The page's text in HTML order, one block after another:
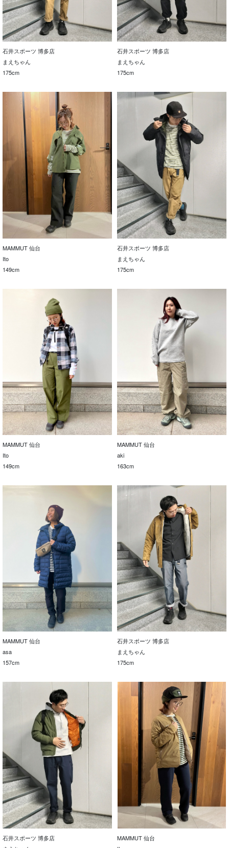
石井スポーツ 博多店
まえちゃん
175cm
石井スポーツ 博多店
まえちゃん
175cm
MAMMUT 仙台
Ito
149cm
石井スポーツ 博多店
まえちゃん
175cm
MAMMUT 仙台
Ito
149cm
MAMMUT 仙台
aki
163cm
MAMMUT 仙台
asa
157cm
石井スポーツ 博多店
まえちゃん
175cm
石井スポーツ 博多店
MAMMUT 仙台